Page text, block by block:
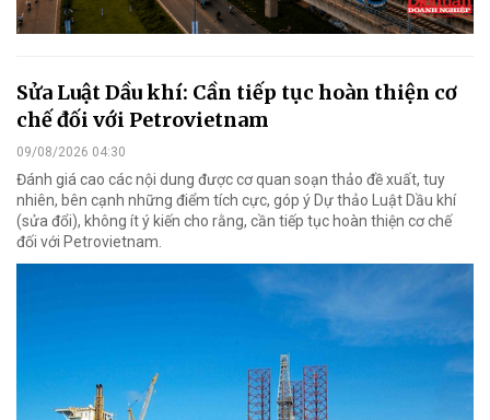
Sửa Luật Dầu khí: Cần tiếp tục hoàn thiện cơ
chế đối với Petrovietnam
09/08/2026 04:30
Đánh giá cao các nội dung được cơ quan soạn thảo đề xuất, tuy
nhiên, bên cạnh những điểm tích cực, góp ý Dự thảo Luật Dầu khí
(sửa đổi), không ít ý kiến cho rằng, cần tiếp tục hoàn thiện cơ chế
đối với Petrovietnam.